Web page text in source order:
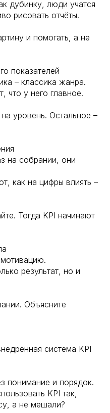
дубинку, люди учатся
рисовать отчёты.
и помогать, а не
показателей
– классика жанра.
что у него главное.
уровень. Остальное –
на собрании, они
как на цифры влиять –
Тогда KPI начинают
результат, но и
Объясните
система KPI
понимание и порядок.
KPI так,
а не мешали?